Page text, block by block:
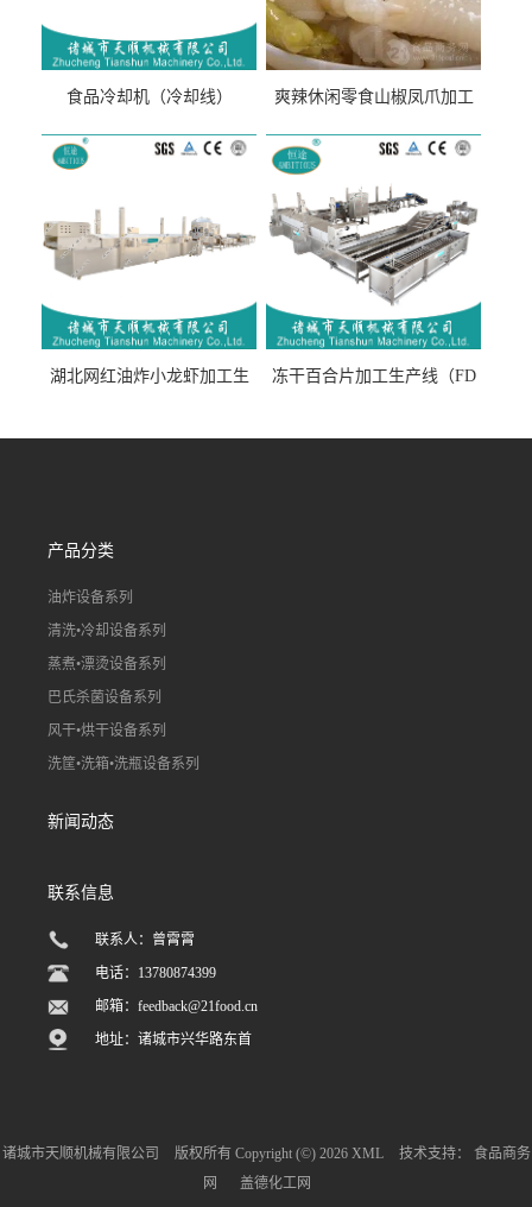
食品冷却机（冷却线）
爽辣休闲零食山椒凤爪加工
流水线）
湖北网红油炸小龙虾加工生
线）
冻干百合片加工生产线（FD
线）
产品分类
油炸设备系列
清洗•冷却设备系列
蒸煮•漂烫设备系列
巴氏杀菌设备系列
风干•烘干设备系列
洗筐•洗箱•洗瓶设备系列
新闻动态
联系信息
联系人：曾霄霄
电话：13780874399
邮箱：feedback@21food.cn
地址：诸城市兴华路东首
诸城市天顺机械有限公司 版权所有 Copyright (©) 2026 XML 技术支持： 食品商务
网
盖德化工网